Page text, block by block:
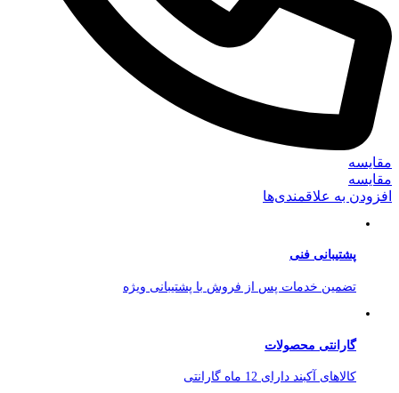
مقایسه
مقایسه
افزودن به علاقمندی‌ها
پشتیبانی فنی
تضمین خدمات پس از فروش با پشتیبانی ویژه
گارانتی محصولات
کالاهای آکبند دارای 12 ماه گارانتی